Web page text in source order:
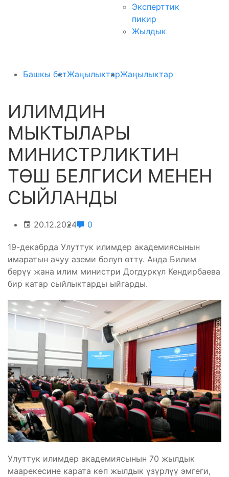
Эксперттик
пикир
Жылдык
Башкы бетЖаңылыктарЖаңылыктар
ИЛИМДИН
МЫКТЫЛАРЫ
МИНИСТРЛИКТИН
ТӨШ БЕЛГИСИ МЕНЕН
СЫЙЛАНДЫ
20.12.2024 0
19-декабрда Улуттук илимдер академиясынын
имаратын ачуу аземи болуп өттү. Анда Билим
берүү жана илим министри Догдуркүл Кендирбаева
бир катар сыйлыктарды ыйгарды.
Улуттук илимдер академиясынын 70 жылдык
маарекесине карата көп жылдык үзүрлүү эмгеги,